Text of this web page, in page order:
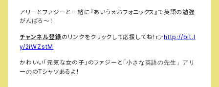
アリーとファジーと一緒に『あいうえおフォニックス』で英語の勉強
がんばろ～！
チャンネル登録のリンクをクリックして応援してね！👉http://bit.l
y/2iWZstM
かわいい「元気な女の子」のファジーと「小さな英語の先生」アリ
ーののTシャツあるよ！